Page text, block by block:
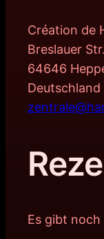
Création de
Breslauer
64646
Deutschland
Es gibt noch